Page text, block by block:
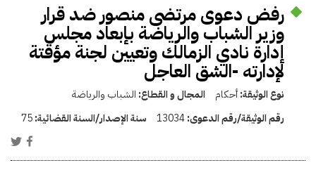
رفض دعوى مرتضى منصور ضد قرار
وزير الشباب والرياضة بإبعاد مجلس
إدارة نادي الزمالك وتعيين لجنة مؤقتة
لإدارته -الشق العاجل
نوع الوثيقة:أحكام المجال و القطاع: الشباب والرياضة
رقم الوثيقة/رقم الدعوى:13034 سنة الإصدار/السنة القضائية:75